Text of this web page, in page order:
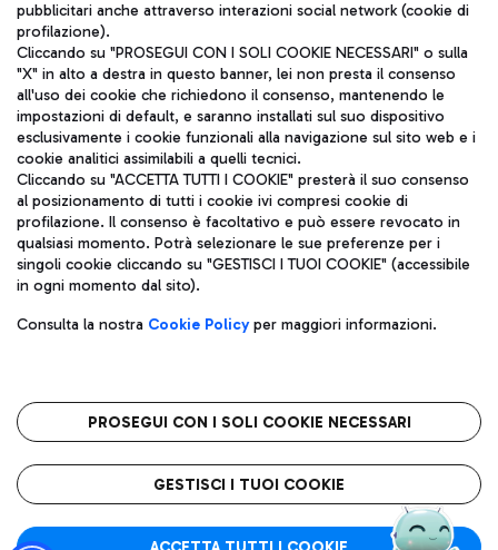
Pizza
Gelateria
Wine Bar & Sparkling
Autobus
Scopri le linee di autobus per raggiungere l'aeroporto
Leonardo Da Vinci.
Raggiungi l’aeroporto senza pensieri con il servizio di taxi a
Ristoranti
Scopri la nostra offerta per una pausa gustosa in aeroporto
Mappa Aeroporto Fiumicino
Aeroporti di Roma S.p.A. - Società soggetta a direzione e
coordinamento di Mundys S.p.A.
Codice fiscale e Registro delle Imprese di Roma 13032990155 P.
IVA 06572251004
Capitale sociale 62.224.743,00 int. vers.
Sede legale: Via Pier Paolo Racchetti 1 - 00054 Fiumicino (RM)
telefono +39 06 65951
Privacy policy
Note legali
Roma FCO
L'aeroporto stellato
pubblicitari anche attraverso interazioni social network (cookie di
profilazione).
Cliccando su "PROSEGUI CON I SOLI COOKIE NECESSARI" o sulla
"X" in alto a destra in questo banner, lei non presta il consenso
all'uso dei cookie che richiedono il consenso, mantenendo le
impostazioni di default, e saranno installati sul suo dispositivo
esclusivamente i cookie funzionali alla navigazione sul sito web e i
cookie analitici assimilabili a quelli tecnici.
Cliccando su "ACCETTA TUTTI I COOKIE" presterà il suo consenso
al posizionamento di tutti i cookie ivi compresi cookie di
profilazione. Il consenso è facoltativo e può essere revocato in
qualsiasi momento. Potrà selezionare le sue preferenze per i
singoli cookie cliccando su "GESTISCI I TUOI COOKIE" (accessibile
in ogni momento dal sito).
Consulta la nostra Cookie Policyper maggiori informazioni.
PROSEGUI CON I SOLI COOKIE NECESSARI
GESTISCI I TUOI COOKIE